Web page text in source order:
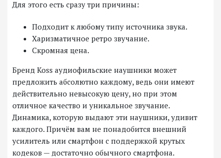
Для этого есть сразу три причины:
Подходит к любому типу источника звука.
Харизматичное ретро звучание.
Скромная цена.
Бренд Koss аудиофильские наушники может
предложить абсолютно каждому, ведь они имеют
действительно невысокую цену, но при этом
отличное качество и уникальное звучание.
Динамика, которую выдают эти наушники, удивит
каждого. Причём вам не понадобится внешний
усилитель или смартфон с поддержкой крутых
кодеков — достаточно обычного смартфона.